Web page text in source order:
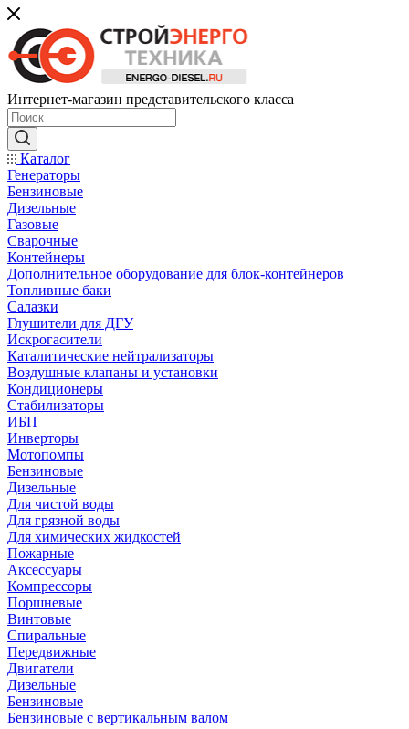
Интернет-магазин представительского класса
Каталог
Генераторы
Бензиновые
Дизельные
Газовые
Сварочные
Контейнеры
Дополнительное оборудование для блок-контейнеров
Топливные баки
Салазки
Глушители для ДГУ
Искрогасители
Каталитические нейтрализаторы
Воздушные клапаны и установки
Кондиционеры
Стабилизаторы
ИБП
Инверторы
Мотопомпы
Бензиновые
Дизельные
Для чистой воды
Для грязной воды
Для химических жидкостей
Пожарные
Аксессуары
Компрессоры
Поршневые
Винтовые
Спиральные
Передвижные
Двигатели
Дизельные
Бензиновые
Бензиновые с вертикальным валом